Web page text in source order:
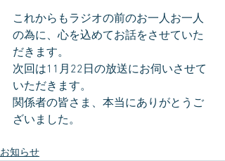
これからもラジオの前のお一人お一人
の為に、心を込めてお話をさせていた
だきます。
次回は11月22日の放送にお伺いさせて
いただきます。
関係者の皆さま、本当にありがとうご
ざいました。
お知らせ